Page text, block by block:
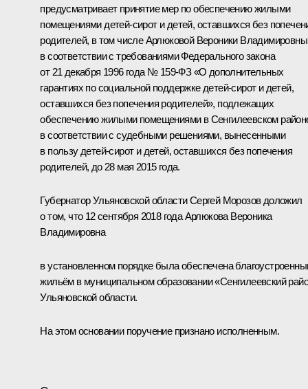
предусматривает принятие мер по обеспечению жилыми
помещениями детей-сирот и детей, оставшихся без
родителей, в том числе Арлюковой Вероники
в соответствии с требованиями Федерального закона
от 21 декабря 1996 года № 159-ФЗ «О дополнительных
гарантиях по социальной поддержке детей-сирот и детей,
оставшихся без попечения родителей», подлежащих
обеспечению жилыми помещениями в Сенгилеевском
в соответствии с судебными решениями, вынесенными
в пользу детей-сирот и детей, оставшихся без попечения
родителей, до 28 мая 2015 года.
Губернатор Ульяновской области Сергей Морозов доложил
о том, что 12 сентября 2018 года Арлюкова Вероника
Владимировна
в установленном порядке была обеспечена
жильём в муниципальном образовании «Сенгилеевский
Ульяновской области.
На этом основании поручение признано исполненным.